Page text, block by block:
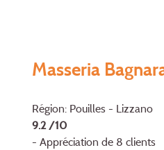
Masseria
Région: Pouilles - Lizzano
9.2 /10
- Appréciation de 8 clients